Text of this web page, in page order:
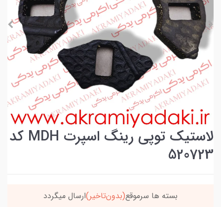
لاستیک توپی رینگ اسپرت MDH کد
520723
خریدتو به5میلیون برسون،ارسالت‌رایگانه